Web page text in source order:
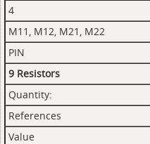
4
M11, M12, M21, M22
PIN
9 Resistors
Quantity:
References
Value